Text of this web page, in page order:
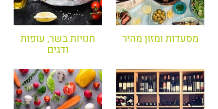
מסעדות ומזון מהיר חנויות בשר, עופות
ודגים